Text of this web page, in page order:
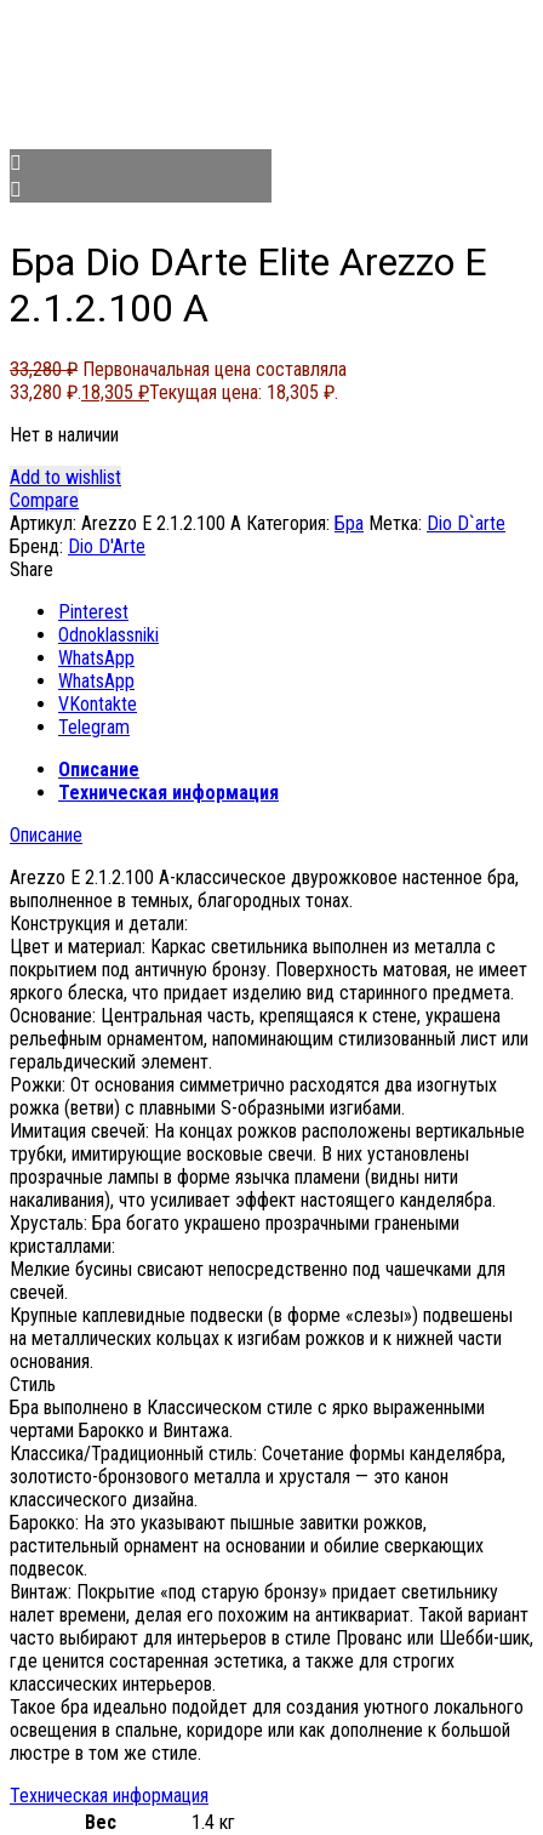
Бра Dio DArte Elite Arezzo E
2.1.2.100 A
33,280₽ Первоначальная цена составляла
33,280 ₽.18,305 ₽Текущая цена: 18,305 ₽.
Нет в наличии
Add to wishlist
Compare
Артикул: Arezzo E 2.1.2.100 A Категория: Бра Метка: Dio D`arte
Бренд: Dio D'Arte
Share
Pinterest
Odnoklassniki
WhatsApp
WhatsApp
VKontakte
Telegram
Описание
Техническая информация
Описание
Arezzo E 2.1.2.100 A-классическое двурожковое настенное бра,
выполненное в темных, благородных тонах.
Конструкция и детали:
Цвет и материал: Каркас светильника выполнен из металла с
покрытием под античную бронзу. Поверхность матовая, не имеет
яркого блеска, что придает изделию вид старинного предмета.
Основание: Центральная часть, крепящаяся к стене, украшена
рельефным орнаментом, напоминающим стилизованный лист или
геральдический элемент.
Рожки: От основания симметрично расходятся два изогнутых
рожка (ветви) с плавными S-образными изгибами.
Имитация свечей: На концах рожков расположены вертикальные
трубки, имитирующие восковые свечи. В них установлены
прозрачные лампы в форме язычка пламени (видны нити
накаливания), что усиливает эффект настоящего канделябра.
Хрусталь: Бра богато украшено прозрачными гранеными
кристаллами:
Мелкие бусины свисают непосредственно под чашечками для
свечей.
Крупные каплевидные подвески (в форме «слезы») подвешены
на металлических кольцах к изгибам рожков и к нижней части
основания.
Стиль
Бра выполнено в Классическом стиле с ярко выраженными
чертами Барокко и Винтажа.
Классика/Традиционный стиль: Сочетание формы канделябра,
золотисто-бронзового металла и хрусталя — это канон
классического дизайна.
Барокко: На это указывают пышные завитки рожков,
растительный орнамент на основании и обилие сверкающих
подвесок.
Винтаж: Покрытие «под старую бронзу» придает светильнику
налет времени, делая его похожим на антиквариат. Такой вариант
часто выбирают для интерьеров в стиле Прованс или Шебби-шик,
где ценится состаренная эстетика, а также для строгих
классических интерьеров.
Такое бра идеально подойдет для создания уютного локального
освещения в спальне, коридоре или как дополнение к большой
люстре в том же стиле.
Техническая информация
Вес
1.4 кг